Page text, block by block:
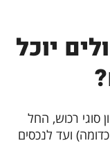
יוכל
סוגי רכוש, החל
ועד לנכסים